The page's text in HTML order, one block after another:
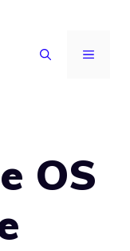
MENU
OS